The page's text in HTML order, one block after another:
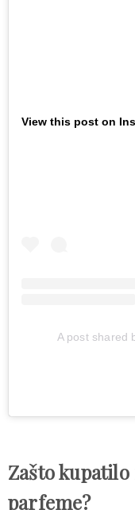
View this post on
A post shared
Zašto
parfeme?